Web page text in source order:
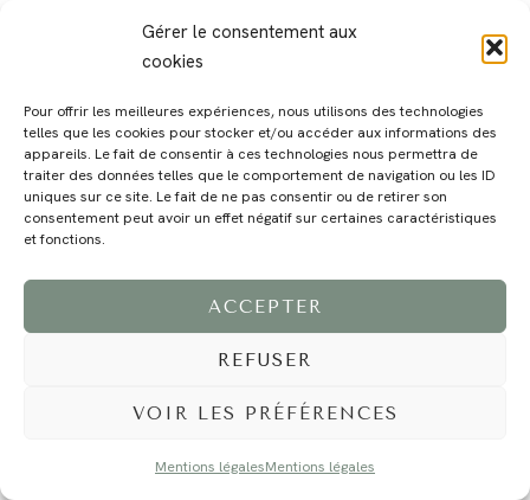
Gérer le consentement aux
cookies
Pour offrir les meilleures expériences, nous utilisons des technologies
telles que les cookies pour stocker et/ou accéder aux informations des
appareils. Le fait de consentir à ces technologies nous permettra de
traiter des données telles que le comportement de navigation ou les ID
uniques sur ce site. Le fait de ne pas consentir ou de retirer son
consentement peut avoir un effet négatif sur certaines caractéristiques
et fonctions.
ACCEPTER
REFUSER
VOIR LES PRÉFÉRENCES
Mentions légalesMentions légales
MAGALI PRESTATIONS YOGA VOYAGE BLOG CONTACT
©2024 EI Magali Selvi - Photographe Famille et Mariage - Nice - Côte d'Azur -